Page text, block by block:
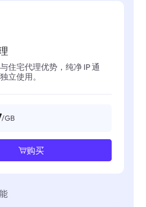
住宅代理优势，纯净 IP 通
立使用。
/GB
购买